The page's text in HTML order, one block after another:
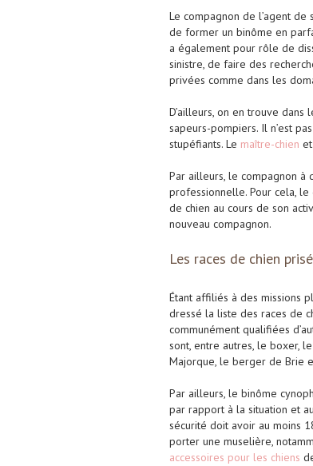
Le compagnon de l’agent
de former un binôme en
a également pour rôle de
sinistre, de faire des
privées comme dans les
D’ailleurs, on en trouve
sapeurs-pompiers. Il n’est
stupéfiants. Le maître-chien
Par ailleurs, le compagnon à
professionnelle. Pour cela,
de chien au cours de son
nouveau compagnon.
Les races de chien
Étant affiliés à des missions
dressé la liste des races de
communément qualifiées
sont, entre autres, le boxer,
Majorque, le berger de Brie
Par ailleurs, le binôme
par rapport à la situation et
sécurité doit avoir au moins
porter une muselière,
accessoires pour les chiens